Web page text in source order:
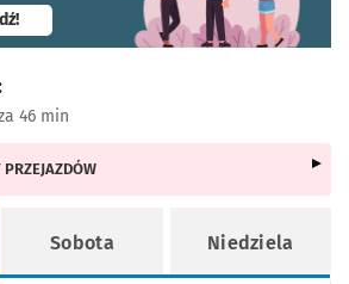
- otworzy się w nowej karcie
46 min
Sobota Niedziela